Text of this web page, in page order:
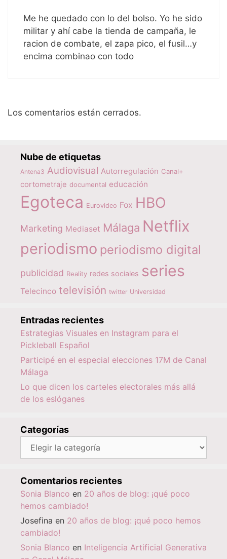
Me he quedado con lo del bolso. Yo he sido
militar y ahí cabe la tienda de campaña, le
racion de combate, el zapa pico, el fusil…y
encima combinao con todo
Los comentarios están cerrados.
Nube de etiquetas
Antena3 Audiovisual Autorregulación Canal+
cortometraje documental educación
Egoteca Eurovideo Fox HBO
Marketing Mediaset Málaga Netflix
periodismo periodismo digital
publicidad Reality redes sociales series
Telecinco televisión twitter Universidad
Entradas recientes
Estrategias Visuales en Instagram para el
Pickleball Español
Participé en el especial elecciones 17M de Canal
Málaga
Lo que dicen los carteles electorales más allá
de los eslóganes
Categorías
Comentarios recientes
Sonia Blanco en 20 años de blog: ¡qué poco
hemos cambiado!
Josefina en 20 años de blog: ¡qué poco hemos
cambiado!
Sonia Blanco en Inteligencia Artificial Generativa